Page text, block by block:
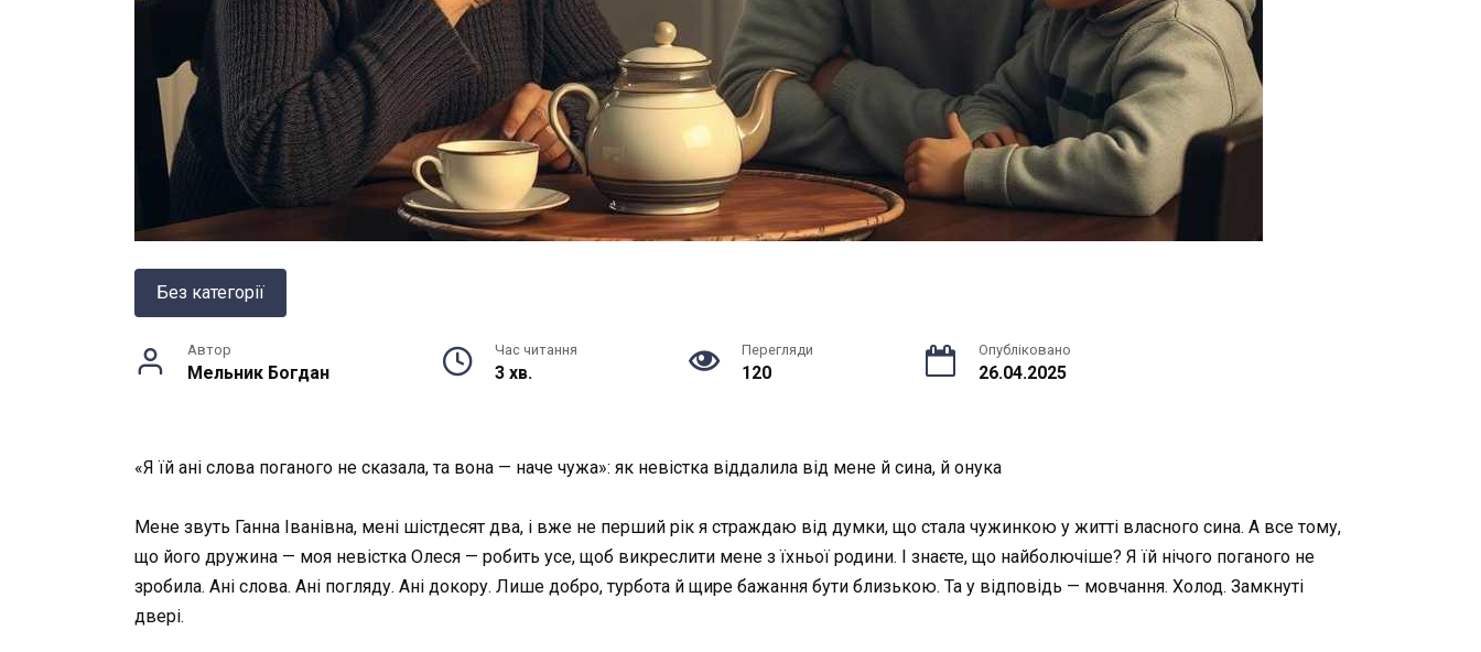
Без категорії
Автор
Мельник Богдан
Час читання
3 хв.
Перегляди
120
Опубліковано
26.04.2025
«Я їй ані слова поганого не сказала, та вона — наче чужа»: як невістка віддалила від мене й сина, й онука
Мене звуть Ганна Іванівна, мені шістдесят два, і вже не перший рік я страждаю від думки, що стала чужинкою у житті власного сина. А все тому,
що його дружина — моя невістка Олеся — робить усе, щоб викреслити мене з їхньої родини. І знаєте, що найболючіше? Я їй нічого поганого не
зробила. Ані слова. Ані погляду. Ані докору. Лише добро, турбота й щире бажання бути близькою. Та у відповідь — мовчання. Холод. Замкнуті
двері.